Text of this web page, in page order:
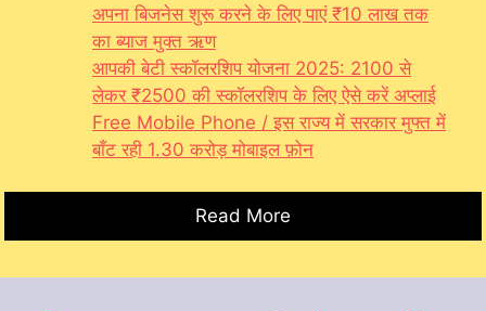
अपना बिजनेस शुरू करने के लिए पाएं ₹10 लाख तक
का ब्याज मुक्त ऋण
आपकी बेटी स्कॉलरशिप योजना 2025: 2100 से
लेकर ₹2500 की स्कॉलरशिप के लिए ऐसे करें अप्लाई
Free Mobile Phone / इस राज्य में सरकार मुफ्त में
बाँट रही 1.30 करोड़ मोबाइल फ़ोन
Read More